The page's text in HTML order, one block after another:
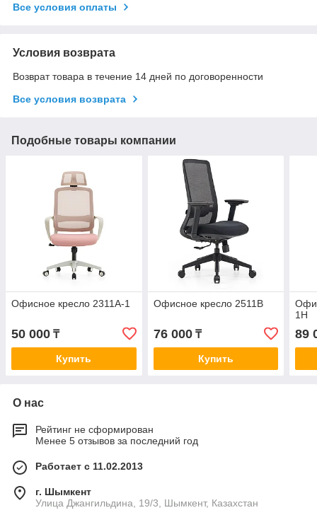
Все условия оплаты
Условия возврата
Возврат товара в течение 14 дней по договоренности
Все условия возврата
Подобные товары компании
Офисное кресло 2311A-1
50 000 ₸
Купить
Офисное кресло 2511B
76 000₸
Купить
1H
89
О нас
Рейтинг не сформирован
Менее 5 отзывов за последний год
Работает с 11.02.2013
г. Шымкент
Улица Джангильдина, 19/3, Шымкент, Казахстан